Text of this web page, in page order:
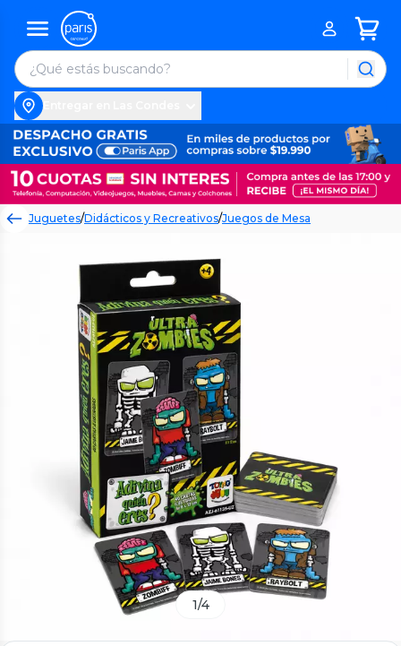
Juguetes/Didácticos y Recreativos/Juegos de Mesa
1/4